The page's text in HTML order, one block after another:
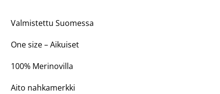
Valmistettu Suomessa
One size – Aikuiset
100% Merinovilla
Aito nahkamerkki